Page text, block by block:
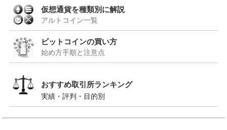
仮想通貨を種類別に解説
アルトコイン一覧
ビットコインの買い方
始め方手順と注意点
おすすめ取引所ランキング
実績・評判・目的別